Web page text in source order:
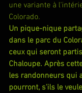
une variante à
Colorado.
Un pique-nique
dans le parc du
ceux qui seront
Chaloupe. Après
les randonneurs qui
pourront, s'ils le